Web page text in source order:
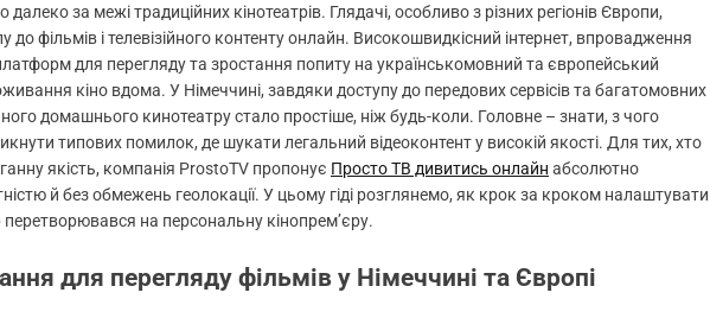
за межі традиційних кінотеатрів. Глядачі, особливо з різних регіонів Європи,
до фільмів і телевізійного контенту онлайн. Високошвидкісний інтернет, впровадження
для перегляду та зростання попиту на українськомовний та європейський
кіно вдома. У Німеччині, завдяки доступу до передових сервісів та багатомовних
домашнього кинотеатру стало простіше, ніж будь-коли. Головне – знати, з чого
типових помилок, де шукати легальний відеоконтент у високій якості. Для тих, хто
якість, компанія ProstoTV пропонує Просто ТВ дивитись онлайн абсолютно
й без обмежень геолокації. У цьому гіді розглянемо, як крок за кроком налаштувати
на персональну кінопрем’єру.
для перегляду фільмів у Німеччині та Європі